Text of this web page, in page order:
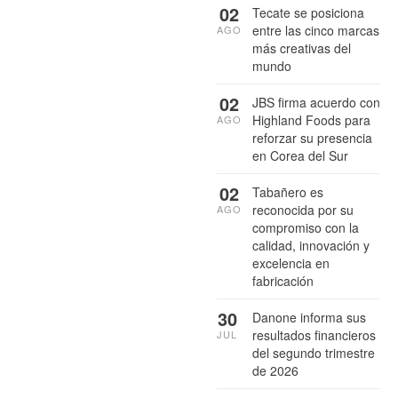
Tecate se posiciona
entre las cinco marcas
más creativas del
mundo
02
AGO
JBS firma acuerdo con
Highland Foods para
reforzar su presencia
en Corea del Sur
02
AGO
Tabañero es
reconocida por su
compromiso con la
calidad, innovación y
excelencia en
fabricación
02
AGO
Danone informa sus
resultados financieros
del segundo trimestre
de 2026
30
JUL